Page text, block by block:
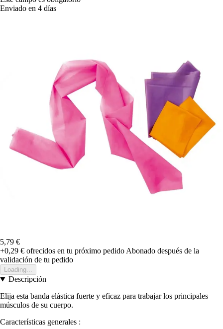
Enviado en 4 días
5,79 €
+0,29 € ofrecidos en tu próximo pedido Abonado después de la
validación de tu pedido
Loading...
Descripción
Elija esta banda elástica fuerte y eficaz para trabajar los principales
músculos de su cuerpo.
Características generales :